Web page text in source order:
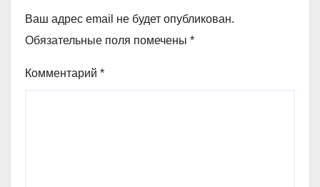
Ваш адрес email не будет опубликован.
Обязательные поля помечены *
Комментарий *